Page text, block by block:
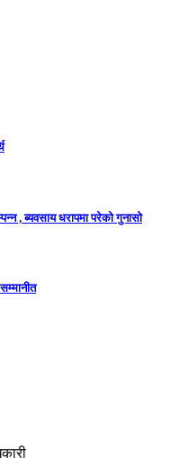
, ब्यवसाय धरापमा परेको गुनासाे